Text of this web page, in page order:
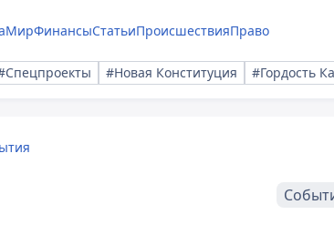
МирФинансыСтатьиПроисшествияПраво
#Новая Конституция #Гордость